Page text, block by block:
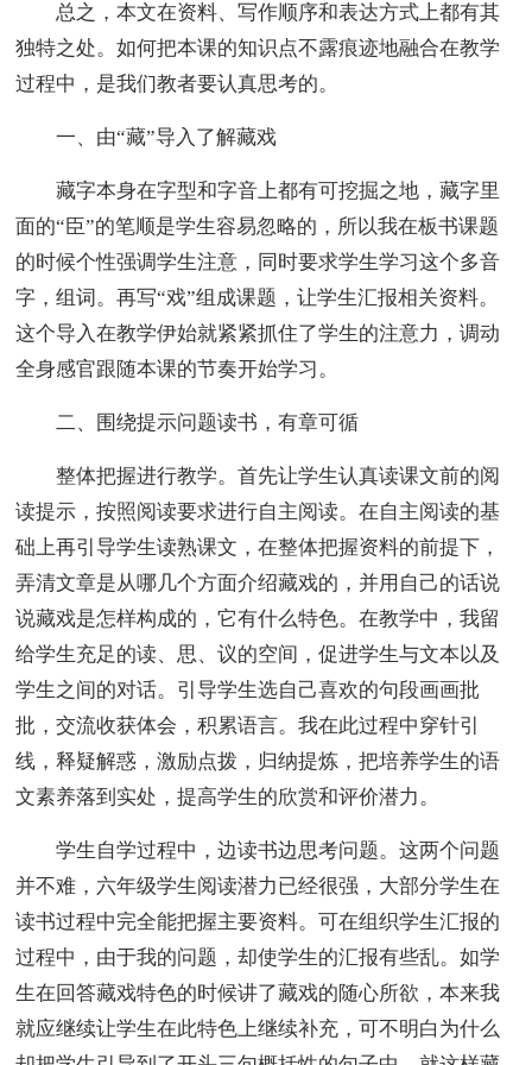
总之，本文在资料、写作顺序和表达方式上都有其
独特之处。如何把本课的知识点不露痕迹地融合在教学
过程中，是我们教者要认真思考的。
一、由“藏”导入了解藏戏
藏字本身在字型和字音上都有可挖掘之地，藏字里
面的“臣”的笔顺是学生容易忽略的，所以我在板书课题
的时候个性强调学生注意，同时要求学生学习这个多音
字，组词。再写“戏”组成课题，让学生汇报相关资料。
这个导入在教学伊始就紧紧抓住了学生的注意力，调动
全身感官跟随本课的节奏开始学习。
二、围绕提示问题读书，有章可循
整体把握进行教学。首先让学生认真读课文前的阅
读提示，按照阅读要求进行自主阅读。在自主阅读的基
础上再引导学生读熟课文，在整体把握资料的前提下，
弄清文章是从哪几个方面介绍藏戏的，并用自己的话说
说藏戏是怎样构成的，它有什么特色。在教学中，我留
给学生充足的读、思、议的空间，促进学生与文本以及
学生之间的对话。引导学生选自己喜欢的句段画画批
批，交流收获体会，积累语言。我在此过程中穿针引
线，释疑解惑，激励点拨，归纳提炼，把培养学生的语
文素养落到实处，提高学生的欣赏和评价潜力。
学生自学过程中，边读书边思考问题。这两个问题
并不难，六年级学生阅读潜力已经很强，大部分学生在
读书过程中完全能把握主要资料。可在组织学生汇报的
过程中，由于我的问题，却使学生的汇报有些乱。如学
生在回答藏戏特色的时候讲了藏戏的随心所欲，本来我
就应继续让学生在此特色上继续补充，可不明白为什么